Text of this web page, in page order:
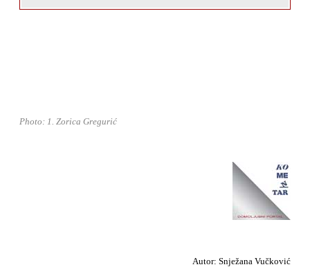
Photo: 1. Zorica Gregurić
Autor: Snježana Vučković